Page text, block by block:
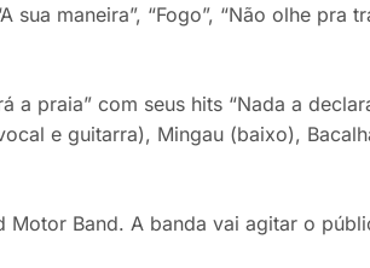
sua maneira”, “Fogo”, “Não olhe pra
praia” com seus hits “Nada a
e guitarra), Mingau (baixo),
Band. A banda vai agitar o